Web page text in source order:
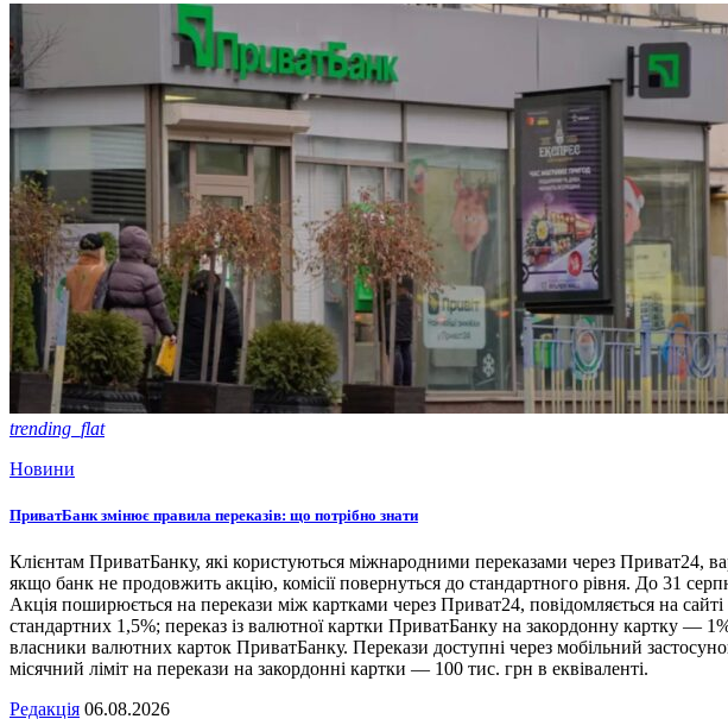
trending_flat
Новини
ПриватБанк змінює правила переказів: що потрібно знати
Клієнтам ПриватБанку, які користуються міжнародними переказами через Приват24,
якщо банк не продовжить акцію, комісії повернуться до стандартного рівня. До 31
Акція поширюється на перекази між картками через Приват24, повідомляється на
стандартних 1,5%; переказ із валютної картки ПриватБанку на закордонну картку —
власники валютних карток ПриватБанку. Перекази доступні через мобільний
місячний ліміт на перекази на закордонні картки — 100 тис. грн в еквіваленті.
Редакція 06.08.2026